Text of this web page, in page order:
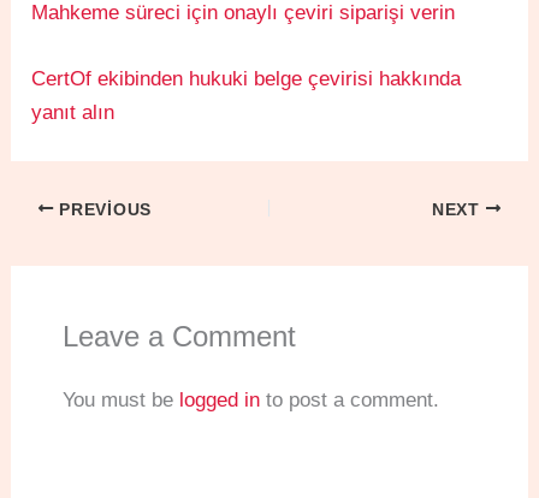
Mahkeme süreci için onaylı çeviri siparişi verin
CertOf ekibinden hukuki belge çevirisi hakkında
yanıt alın
PREVIOUS NEXT
Leave a Comment
You must be logged into post a comment.